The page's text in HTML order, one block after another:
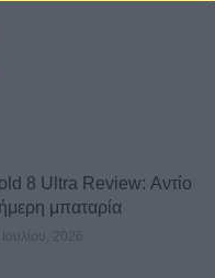
8 Ultra Review: Αντίο
μπαταρία
Ιουλίου, 2026